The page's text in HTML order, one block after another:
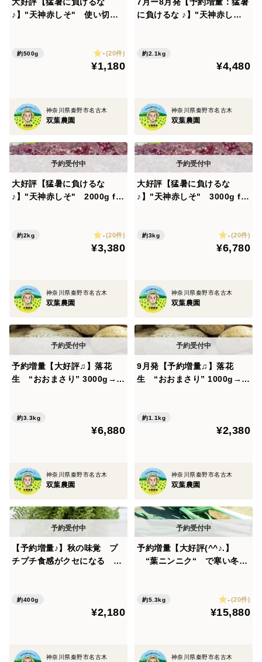
秦野農産物等登録認証を取得。
（メディアに多数紹介）
青空レストラン ニュースevery かながわ新聞
その他、色々なメディアに取り上げられてます。
今、注目の野菜です！
協と秦野市が、導入を支援している商品です。勉強会も
獣に食べられない かつ とても評判の良い野菜ですの
で、毎年、栽培規模を増産しております。、去年の葉ニ
ンニクは、お正月早々に終わってしまったので、今年
は、２月まで持つように栽培面積を増やしました。
く"をぜひお召し上がりください！
神奈川県秦野市にある双葉農園です。 私達の農園
がある秦野市は、東京の新宿駅から電車で一時間の場所
にあります。周りは丹沢山系等の山で囲まれており、自
然が豊かです。また、その山から出てくる"美味しい
水"で野菜を育てております。 神奈川県内唯一の盆地
となり、昼と夜の寒暖差があるため、美味しい野菜が出
言葉を聞いたことがありますか？私は、有名レストラン
と取引がある農家で研修をし、独自に品種と肥料を研究
し上がり下さい。
♪】"天神赤しそ" 使い切り
約500g -(20件)
¥1,180
神奈川県秦野市名古木
双葉農園
に負けるな ♪】"天神赤し
約2.1kg
¥4,480
神奈川県秦野市名古木
双葉農園
大好評【猛暑に負けるな
♪】"天神赤しそ" 2000g fro
約2kg -(20件)
¥3,380
神奈川県秦野市名古木
双葉農園
大好評【猛暑に負けるな
♪】"天神赤しそ" 3000g fro
約3kg -(20件)
¥6,780
神奈川県秦野市名古木
双葉農園
予約増量【大好評♫】落花
生 “おおまさり” 3000g→3
約3.3kg
¥6,880
神奈川県秦野市名古木
双葉農園
9月発【予約増量♫】落花
生 “おおまさり” 1000g→1
約1.1kg
¥2,380
神奈川県秦野市名古木
双葉農園
【予約増量♪】秋の味覚 プ
チプチ食感がクセになる 葉
サイズです。) from 名水の
約400g
¥2,180
神奈川県秦野市名古木
予約増量【大好評(^^♪.】
“葉ニンニク“ で寒い冬を
秦野市
約5.3kg -(20件)
¥15,880
神奈川県秦野市名古木